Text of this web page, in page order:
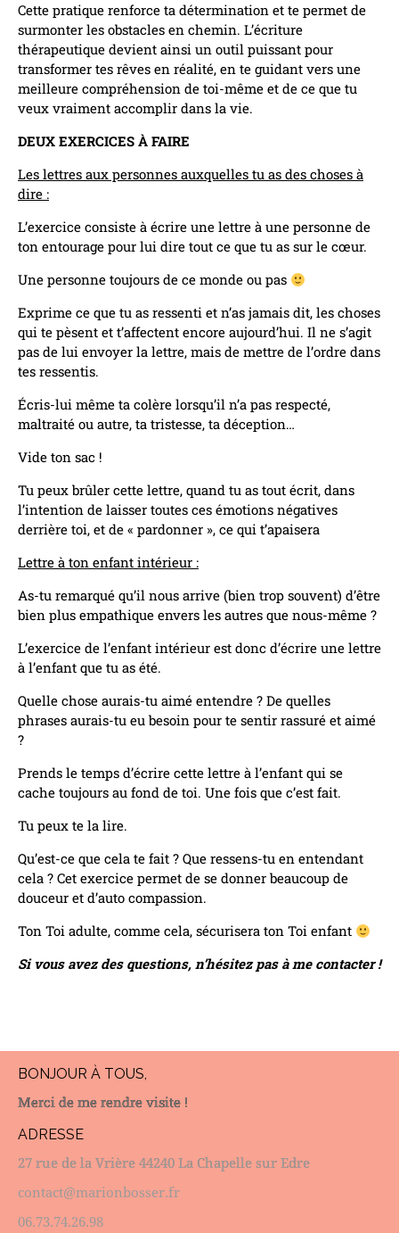
Cette pratique renforce ta détermination et te permet de
surmonter les obstacles en chemin. L’écriture
thérapeutique devient ainsi un outil puissant pour
transformer tes rêves en réalité, en te guidant vers une
meilleure compréhension de toi-même et de ce que tu
veux vraiment accomplir dans la vie.
DEUX EXERCICES À FAIRE
Les lettres aux personnes auxquelles tu as des choses à
dire :
L’exercice consiste à écrire une lettre à une personne de
ton entourage pour lui dire tout ce que tu as sur le cœur.
Une personne toujours de ce monde ou pas
Exprime ce que tu as ressenti et n’as jamais dit, les choses
qui te pèsent et t’affectent encore aujourd’hui. Il ne s’agit
pas de lui envoyer la lettre, mais de mettre de l’ordre dans
tes ressentis.
Écris-lui même ta colère lorsqu’il n’a pas respecté,
maltraité ou autre, ta tristesse, ta déception…
Vide ton sac !
Tu peux brûler cette lettre, quand tu as tout écrit, dans
l’intention de laisser toutes ces émotions négatives
derrière toi, et de « pardonner », ce qui t’apaisera
Lettre à ton enfant intérieur :
As-tu remarqué qu’il nous arrive (bien trop souvent) d’être
bien plus empathique envers les autres que nous-même ?
L’exercice de l’enfant intérieur est donc d’écrire une lettre
à l’enfant que tu as été.
Quelle chose aurais-tu aimé entendre ? De quelles
phrases aurais-tu eu besoin pour te sentir rassuré et aimé
?
Prends le temps d’écrire cette lettre à l’enfant qui se
cache toujours au fond de toi. Une fois que c’est fait.
Tu peux te la lire.
Qu’est-ce que cela te fait ? Que ressens-tu en entendant
cela ? Cet exercice permet de se donner beaucoup de
douceur et d’auto compassion.
Ton Toi adulte, comme cela, sécurisera ton Toi enfant
Si vous avez des questions, n’hésitez pas à me contacter !
BONJOUR À TOUS,
Merci de me rendre visite !
ADRESSE
27 rue de la Vrière 44240 La Chapelle sur Edre
contact@marionbosser.fr
06.73.74.26.98